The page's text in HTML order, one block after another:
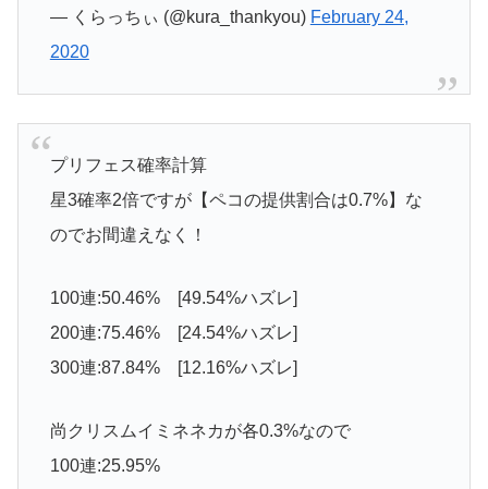
— くらっちぃ (@kura_thankyou) February 24,
2020
プリフェス確率計算
星3確率2倍ですが【ペコの提供割合は0.7%】な
のでお間違えなく！
100連:50.46% [49.54%ハズレ]
200連:75.46% [24.54%ハズレ]
300連:87.84% [12.16%ハズレ]
尚クリスムイミネネカが各0.3%なので
100連:25.95%